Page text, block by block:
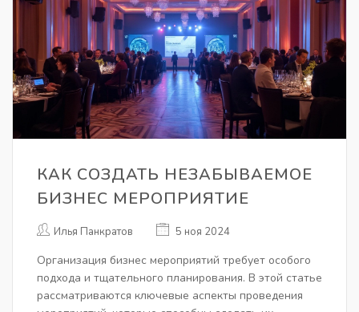
КАК СОЗДАТЬ НЕЗАБЫВАЕМОЕ
БИЗНЕС МЕРОПРИЯТИЕ
Илья Панкратов 5 ноя 2024
Организация бизнес мероприятий требует особого
подхода и тщательного планирования. В этой статье
рассматриваются ключевые аспекты проведения